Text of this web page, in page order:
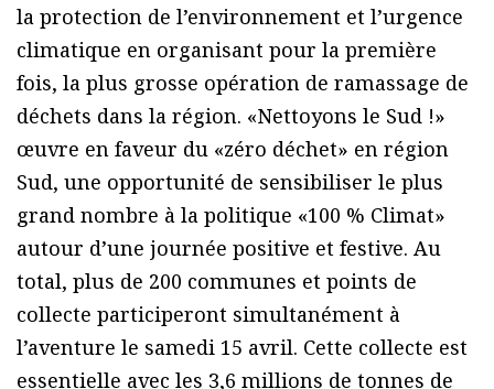
la protection de l’environnement et l’urgence
climatique en organisant pour la première
fois, la plus grosse opération de ramassage de
déchets dans la région. «Nettoyons le Sud !»
œuvre en faveur du «zéro déchet» en région
Sud, une opportunité de sensibiliser le plus
grand nombre à la politique «100 % Climat»
autour d’une journée positive et festive. Au
total, plus de 200 communes et points de
collecte participeront simultanément à
l’aventure le samedi 15 avril. Cette collecte est
essentielle avec les 3,6 millions de tonnes de